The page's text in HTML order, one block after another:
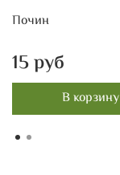
Почин
15 руб
В корзину